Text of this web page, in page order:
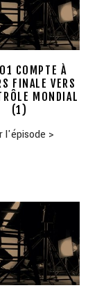
COMPTE À
FINALE VERS
MONDIAL
(1)
l'épisode >